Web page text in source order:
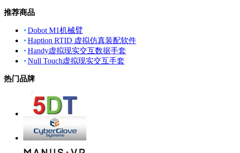
推荐商品
Dobot M1机械臂
Haption RTID 虚拟仿真装配软件
Handy虚拟现实交互数据手套
Null Touch虚拟现实交互手套
热门品牌